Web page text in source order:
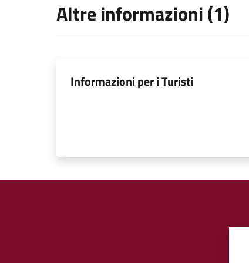
Altre informazioni (1)
Informazioni per i Turisti